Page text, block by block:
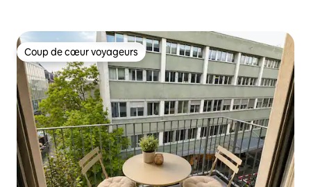
Coup de cœur voyageurs
Coup de cœur voyageurs